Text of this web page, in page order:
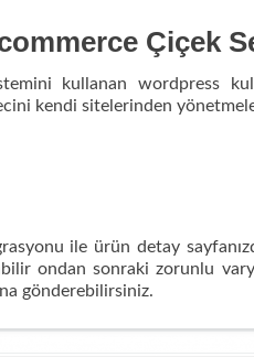
Çiçek
kullanan wordpress
kendi sitelerinden
ile ürün detay
ondan sonraki zorunlu
gönderebilirsiniz.